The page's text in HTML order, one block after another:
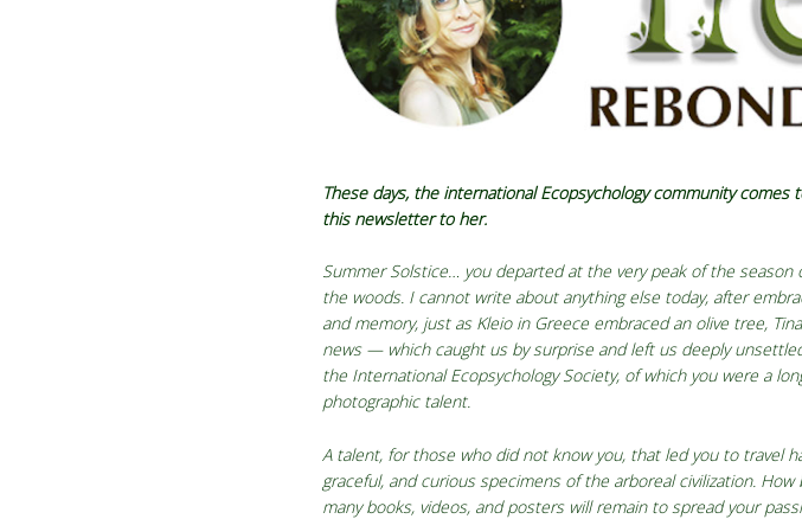
These days, the international Ecopsychology community
this newsletter to her.
Summer Solstice… you departed at the very peak of the
the woods. I cannot write about anything else today, after
and memory, just as Kleio in Greece embraced an olive tree,
news — which caught us by surprise and left us deeply
the International Ecopsychology Society, of which you were a
photographic talent.
A talent, for those who did not know you, that led you to travel
graceful, and curious specimens of the arboreal civilization.
many books, videos, and posters will remain to spread your